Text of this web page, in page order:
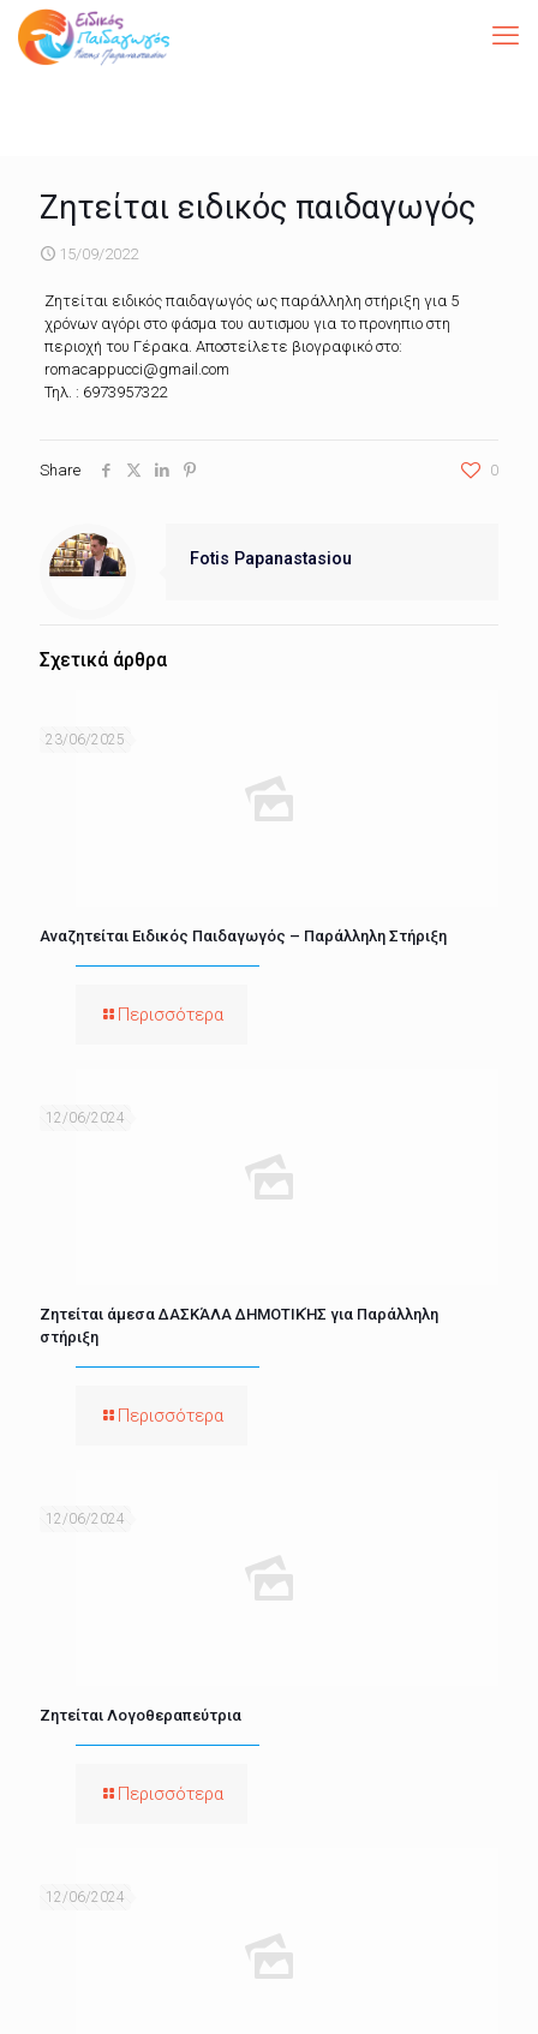
Ζητείται ειδικός παιδαγωγός
15/09/2022
Ζητείται ειδικός παιδαγωγός ως παράλληλη στήριξη για 5
χρόνων αγόρι στο φάσμα του αυτισμου για το προνηπιο στη
περιοχή του Γέρακα. Αποστείλετε βιογραφικό στο:
romacappucci@gmail.com
Τηλ. : 6973957322
Share 0
Fotis Papanastasiou
Σχετικά άρθρα
23/06/2025
Αναζητείται Ειδικός Παιδαγωγός – Παράλληλη Στήριξη
Περισσότερα
12/06/2024
Ζητείται άμεσα ΔΑΣΚΆΛΑ ΔΗΜΟΤΙΚΉΣ για Παράλληλη
στήριξη
Περισσότερα
12/06/2024
Ζητείται Λογοθεραπεύτρια
Περισσότερα
12/06/2024